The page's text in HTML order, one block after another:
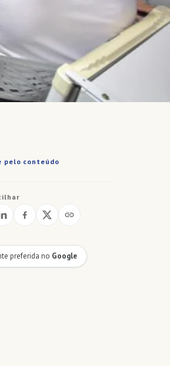
pelo conteúdo
preferida no Google